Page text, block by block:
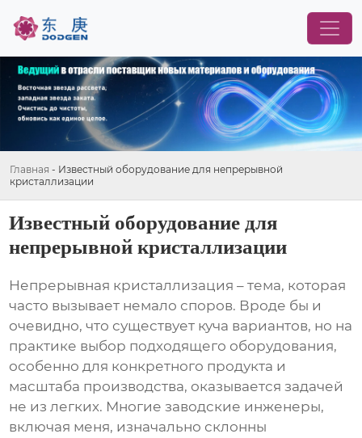
Главная - Известный оборудование для непрерывной
кристаллизации
Известный оборудование для
непрерывной кристаллизации
Непрерывная кристаллизация – тема, которая
часто вызывает немало споров. Вроде бы и
очевидно, что существует куча вариантов, но на
практике выбор подходящего оборудования,
особенно для конкретного продукта и
масштаба производства, оказывается задачей
не из легких. Многие заводские инженеры,
включая меня, изначально склонны